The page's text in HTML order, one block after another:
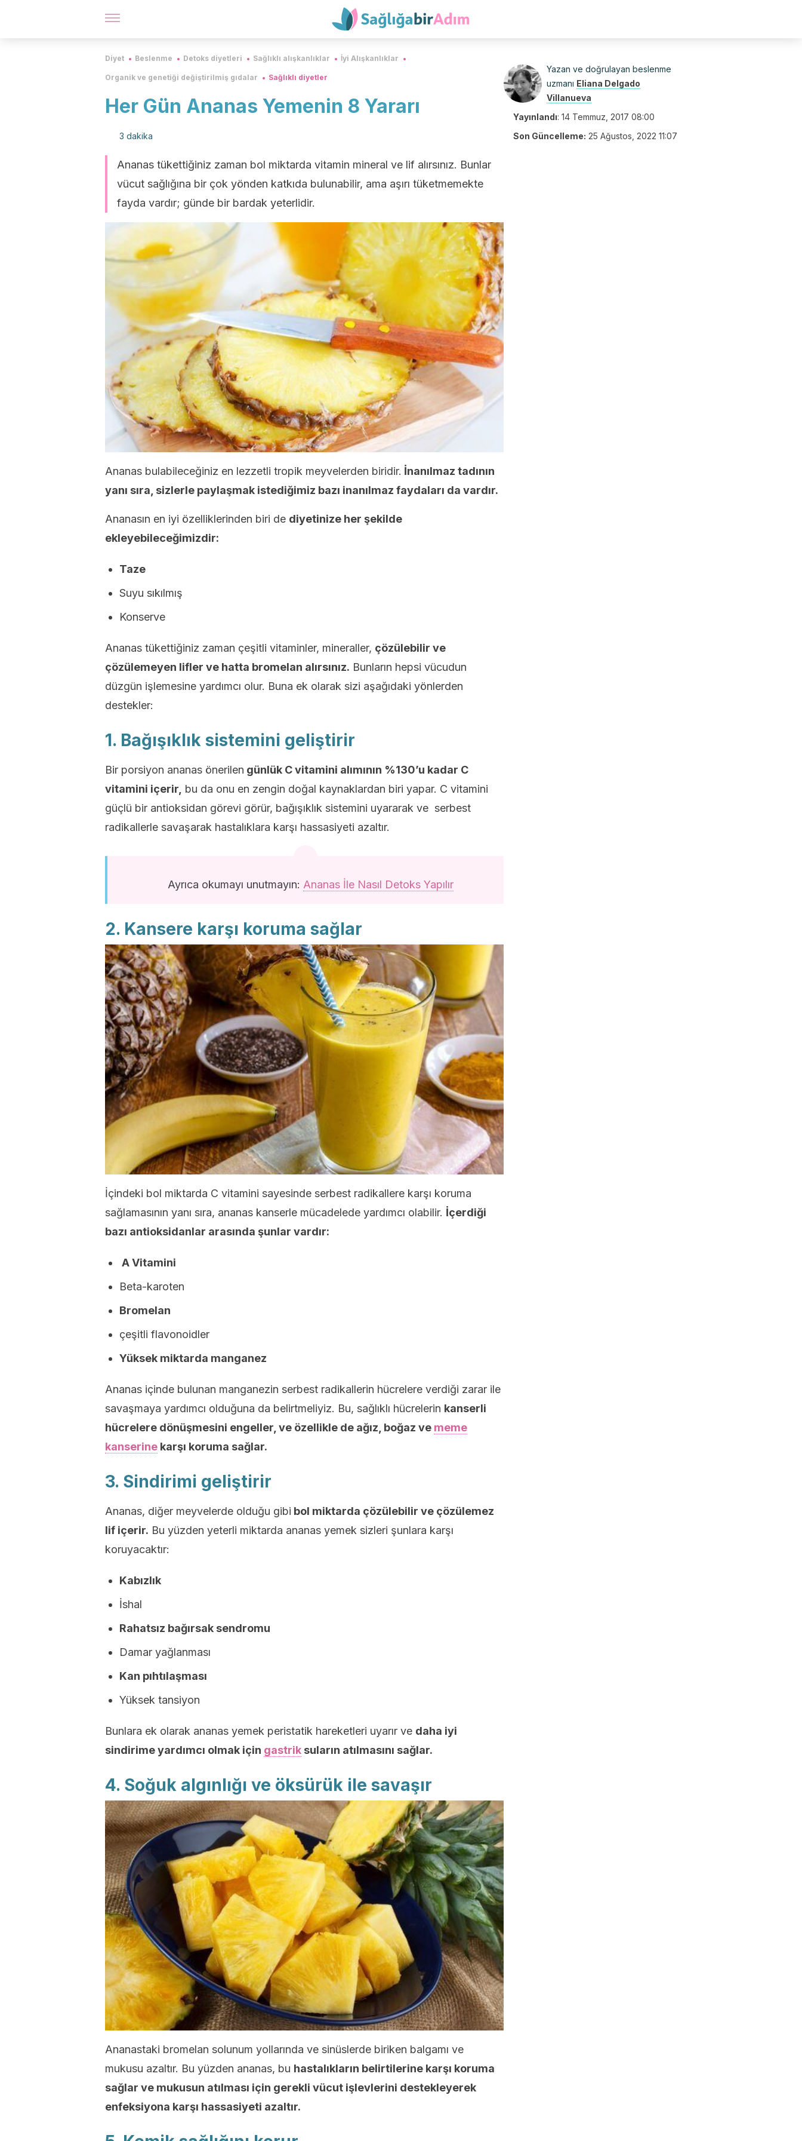
Diyet Beslenme Detoks diyetleri Sağlıklı alışkanlıklar İyi Alışkanlıklar
Organik ve genetiği değiştirilmiş gıdalar Sağlıklı diyetler
Her Gün Ananas Yemenin 8 Yararı
3 dakika
Ananas tükettiğiniz zaman bol miktarda vitamin mineral ve lif alırsınız. Bunlar
vücut sağlığına bir çok yönden katkıda bulunabilir, ama aşırı tüketmemekte
fayda vardır; günde bir bardak yeterlidir.
Ananas bulabileceğiniz en lezzetli tropik meyvelerden biridir. İnanılmaz tadının
yanı sıra, sizlerle paylaşmak istediğimiz bazı inanılmaz faydaları da vardır.
Ananasın en iyi özelliklerinden biri de diyetinize her şekilde
ekleyebileceğimizdir:
Taze
Suyu sıkılmış
Konserve
Ananas tükettiğiniz zaman çeşitli vitaminler, mineraller, çözülebilir ve
çözülemeyen lifler ve hatta bromelan alırsınız. Bunların hepsi vücudun
düzgün işlemesine yardımcı olur. Buna ek olarak sizi aşağıdaki yönlerden
destekler:
1. Bağışıklık sistemini geliştirir
Bir porsiyon ananas önerilen günlük C vitamini alımının %130’u kadar C
vitamini içerir, bu da onu en zengin doğal kaynaklardan biri yapar. C vitamini
güçlü bir antioksidan görevi görür, bağışıklık sistemini uyararak ve serbest
radikallerle savaşarak hastalıklara karşı hassasiyeti azaltır.
Ayrıca okumayı unutmayın: Ananas İle Nasıl Detoks Yapılır
2. Kansere karşı koruma sağlar
İçindeki bol miktarda C vitamini sayesinde serbest radikallere karşı koruma
sağlamasının yanı sıra, ananas kanserle mücadelede yardımcı olabilir. İçerdiği
bazı antioksidanlar arasında şunlar vardır:
A Vitamini
Beta-karoten
Bromelan
çeşitli flavonoidler
Yüksek miktarda manganez
Ananas içinde bulunan manganezin serbest radikallerin hücrelere verdiği zarar ile
savaşmaya yardımcı olduğuna da belirtmeliyiz. Bu, sağlıklı hücrelerin kanserli
hücrelere dönüşmesini engeller, ve özellikle de ağız, boğaz ve meme
kanserine karşı koruma sağlar.
3. Sindirimi geliştirir
Ananas, diğer meyvelerde olduğu gibi bol miktarda çözülebilir ve çözülemez
lif içerir. Bu yüzden yeterli miktarda ananas yemek sizleri şunlara karşı
koruyacaktır:
Kabızlık
İshal
Rahatsız bağırsak sendromu
Damar yağlanması
Kan pıhtılaşması
Yüksek tansiyon
Bunlara ek olarak ananas yemek peristatik hareketleri uyarır ve daha iyi
sindirime yardımcı olmak için gastrik suların atılmasını sağlar.
4. Soğuk algınlığı ve öksürük ile savaşır
Ananastaki bromelan solunum yollarında ve sinüslerde biriken balgamı ve
mukusu azaltır. Bu yüzden ananas, bu hastalıkların belirtilerine karşı koruma
sağlar ve mukusun atılması için gerekli vücut işlevlerini destekleyerek
enfeksiyona karşı hassasiyeti azaltır.
Yazan ve doğrulayan beslenme
uzmanı Eliana Delgado
Villanueva
Yayınlandı: 14 Temmuz, 2017 08:00
Son Güncelleme: 25 Ağustos, 2022 11:07